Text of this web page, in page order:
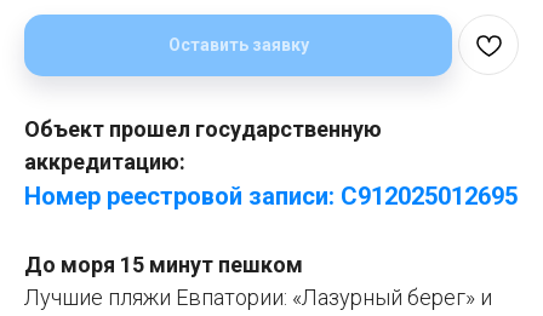
Оставить заявку
Объект прошел государственную
аккредитацию:
Номер реестровой записи: С912025012695
До моря 15 минут пешком
Лучшие пляжи Евпатории: «Лазурный берег» и